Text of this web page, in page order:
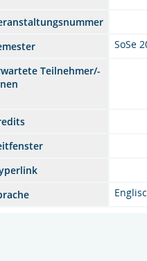
SoSe
Teilnehmer/-